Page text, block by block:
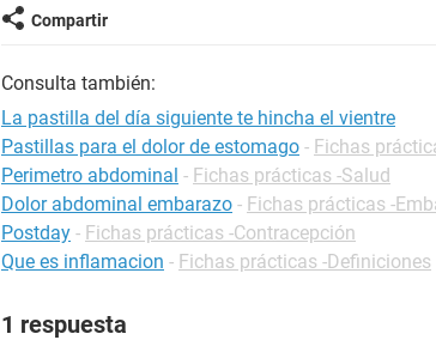
Compartir
Consulta también:
La pastilla del día siguiente te hincha el vientre
Pastillas para el dolor de estomago - Fichas
Perimetro abdominal - Fichas prácticas -Salud
Dolor abdominal embarazo - Fichas prácticas -
Postday - Fichas prácticas -Contracepción
Que es inflamacion - Fichas prácticas -Definiciones
1 respuesta